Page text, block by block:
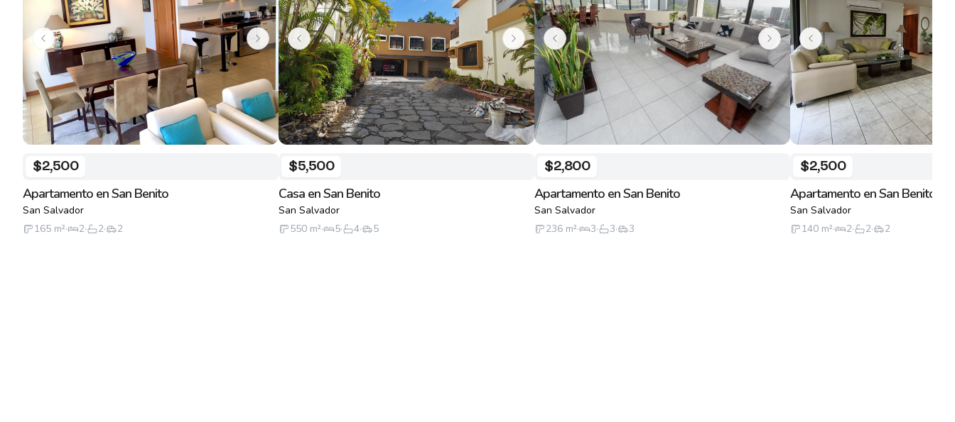
$2,500
Apartamento en San Benito
San Salvador
165 m²· 2· 2· 2
$5,500
Casa en San Benito
San Salvador
550 m²· 5· 4· 5
$2,800
Apartamento en San Benito
San Salvador
236 m²· 3· 3· 3
$2,500
Apartamento en San Benito
San Salvador
140 m²· 2· 2· 2